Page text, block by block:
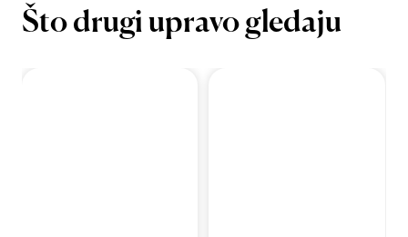
Što drugi upravo gledaju